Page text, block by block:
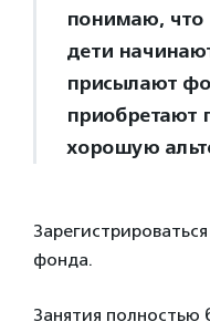
понимаю, что
дети
присылают
приобретают
хорошую
фонда.
Занятия полностью